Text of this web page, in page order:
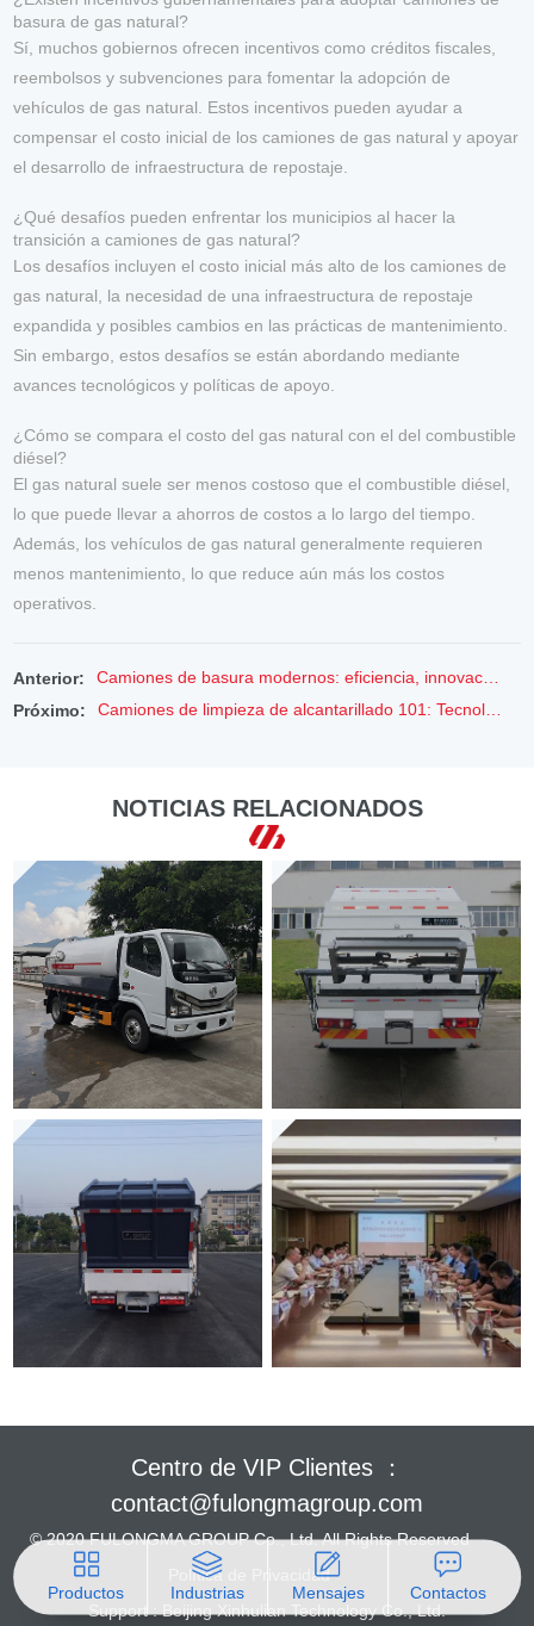
basura de gas natural?
Sí, muchos gobiernos ofrecen incentivos como créditos fiscales,
reembolsos y subvenciones para fomentar la adopción de
vehículos de gas natural. Estos incentivos pueden ayudar a
compensar el costo inicial de los camiones de gas natural y apoyar
el desarrollo de infraestructura de repostaje.
¿Qué desafíos pueden enfrentar los municipios al hacer la
transición a camiones de gas natural?
Los desafíos incluyen el costo inicial más alto de los camiones de
gas natural, la necesidad de una infraestructura de repostaje
expandida y posibles cambios en las prácticas de mantenimiento.
Sin embargo, estos desafíos se están abordando mediante
avances tecnológicos y políticas de apoyo.
¿Cómo se compara el costo del gas natural con el del combustible
diésel?
El gas natural suele ser menos costoso que el combustible diésel,
lo que puede llevar a ahorros de costos a lo largo del tiempo.
Además, los vehículos de gas natural generalmente requieren
menos mantenimiento, lo que reduce aún más los costos
operativos.
Anterior:
Próximo:
NOTICIAS RELACIONADOS
Productos Industrias Mensajes Contactos
Centro de VIP Clientes ：
contact@fulongmagroup.com
© 2020 FULONGMA GROUP Co., Ltd. All Rights Reserved
Política de Privacidad
Support :Beijing Xinhulian Technology Co., Ltd.